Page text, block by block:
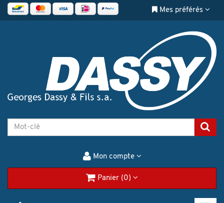
Mes préférés
Mon compte
Panier (0)